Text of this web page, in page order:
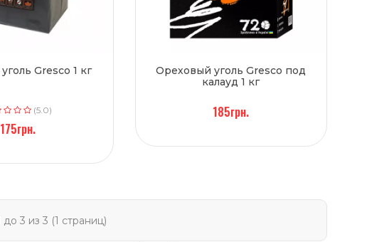
Gresco 1 кг
(5.0)
175грн.
Ореховый уголь Gresco под
калауд 1 кг
185грн.
3 из 3 (1 страниц)